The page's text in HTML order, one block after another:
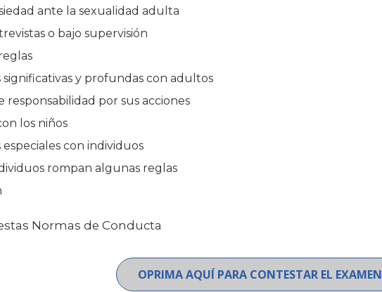
ante la sexualidad adulta
o bajo supervisión
significativas y profundas con adultos
responsabilidad por sus acciones
los niños
con individuos
rompan algunas reglas
Normas de Conducta
OPRIMA AQUÍ PARA CONTESTAR EL EXAMEN